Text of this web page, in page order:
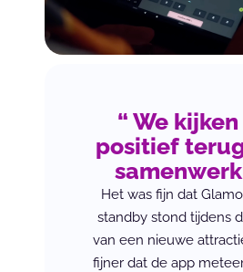
“ We
positief
Het was fijn dat
standby stond tijdens
van een nieuwe
fijner dat de app